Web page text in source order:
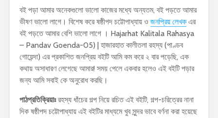
বই পড়া আমার অনেকগুলো ভালো কাজের মধ্যে অন্যতম, বই পড়তে আমার
ভীষণ ভালো লাগে। বিশেষ করে ষষ্ঠীপদ চট্টোপাধ্যায় ও জনপ্রিয় লেখক এর
বই পড়তে আমার বেশি ভালো লাগে । Hajarhat Kalitala Rahasya
– Pandav Goenda-05) | হাজারহাত কালীতলা রহস্য (পাণ্ডব
গোয়েন্দা) এর প্রকাশিত জনপ্রিয় বইটি আমি কম করে ২ বার পড়েছি, এক
কথায় অসাধারণ লেগেছে আমার! সময় পেলে একবার হলেও এই বইটি পড়ার
জন্য আমি সবাই কে অনুরোধ করছি।
পাঠপ্রতিক্রিয়াঃরহস্য ধাঁচের গল্প নিয়ে রচিত এই বইটি, গল্প-চরিত্রের নানা
দিক ষষ্ঠীপদ চট্টোপাধ্যায় এই বইটির মাধ্যমে খুব সুন্দর ভাবে বর্ণনা করা হয়েছে